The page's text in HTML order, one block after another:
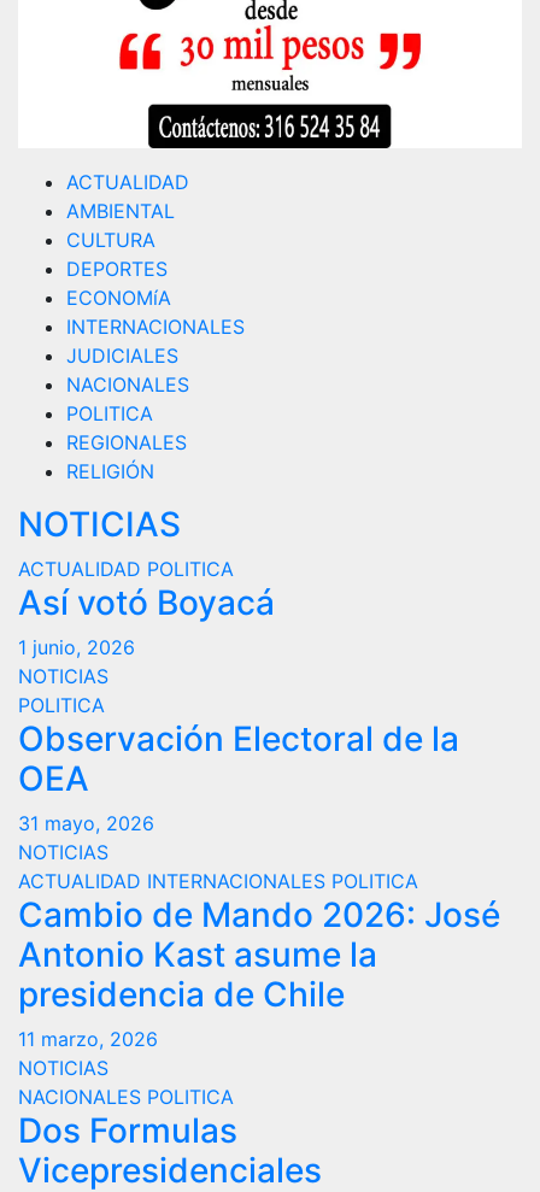
ACTUALIDAD
AMBIENTAL
CULTURA
DEPORTES
ECONOMíA
INTERNACIONALES
JUDICIALES
NACIONALES
POLITICA
REGIONALES
RELIGIÓN
NOTICIAS
ACTUALIDAD POLITICA
Así votó Boyacá
1 junio, 2026
NOTICIAS
POLITICA
Observación Electoral de la
OEA
31 mayo, 2026
NOTICIAS
ACTUALIDAD INTERNACIONALES POLITICA
Cambio de Mando 2026: José
Antonio Kast asume la
presidencia de Chile
11 marzo, 2026
NOTICIAS
NACIONALES POLITICA
Dos Formulas
Vicepresidenciales